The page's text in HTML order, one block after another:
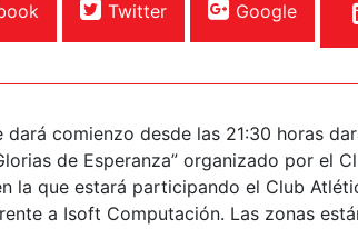
Twitter Google
dará comienzo desde las 21:30 horas
de Esperanza” organizado por el
la que estará participando el Club
a Isoft Computación. Las zonas